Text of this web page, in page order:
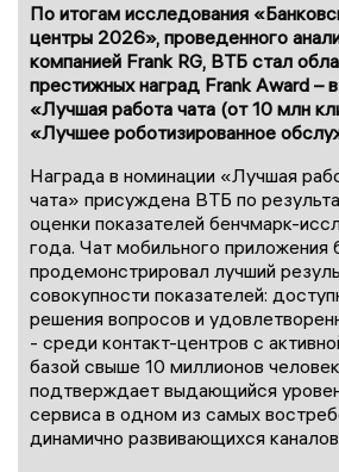
По итогам исследования
центры 2026», проведенного
компанией Frank RG, ВТБ стал
престижных наград Frank Award –
«Лучшая работа чата (от 10 млн
«Лучшее роботизированное
Награда в номинации «Лучшая
чата» присуждена ВТБ по
оценки показателей бенчмарк-
года. Чат мобильного приложения
продемонстрировал лучший
совокупности показателей:
решения вопросов и
- среди контакт-центров с
базой свыше 10 миллионов
подтверждает выдающийся
сервиса в одном из самых
динамично развивающихся